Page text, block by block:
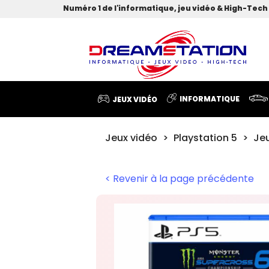
Numéro 1 de l'informatique, jeu vidéo & High-Tech
JEUX VIDÉO INFORMATIQUE
Jeux vidéo Playstation 5
< Revenir à la page précédente